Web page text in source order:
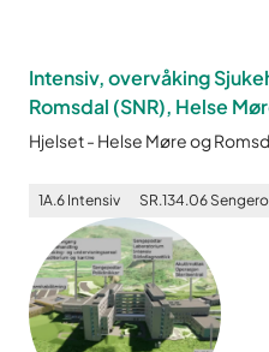
Intensiv, overvåking
Romsdal (SNR), Helse
Hjelset- Helse Møre og
1A.6 Intensiv SR.134.06